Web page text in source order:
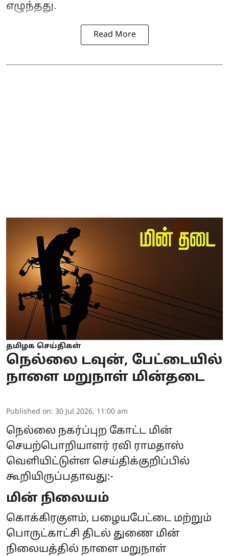
எழுந்தது.
Read More
தமிழக செய்திகள்
நெல்லை டவுன், பேட்டையில்
நாளை மறுநாள் மின்தடை
Published on: 30 Jul 2026, 11:00 am
நெல்லை நகர்ப்புற கோட்ட மின்
செயற்பொறியாளர் ரவி ராமதாஸ்
வெளியிட்டுள்ள செய்திக்குறிப்பில்
கூறியிருப்பதாவது:-
மின் நிலையம்
கொக்கிரகுளம், பழையபேட்டை மற்றும்
பொருட்காட்சி திடல் துணை மின்
நிலையத்தில் நாளை மறுநாள்